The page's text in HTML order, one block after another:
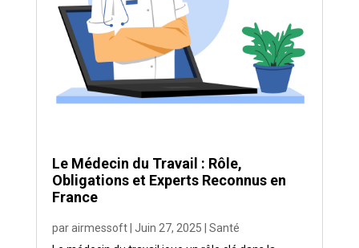
Le Médecin du Travail : Rôle,
Obligations et Experts Reconnus en
France
parairmessoft| Juin 27, 2025
Santé